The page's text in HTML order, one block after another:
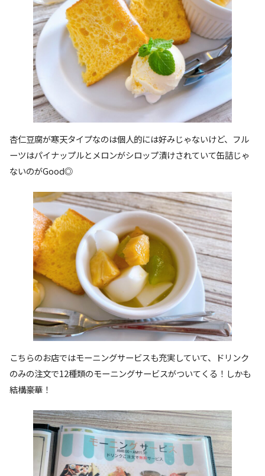
杏仁豆腐が寒天タイプなのは個人的には好みじゃないけど、フル
ーツはパイナップルとメロンがシロップ漬けされていて缶詰じゃ
ないのがGood◎
こちらのお店ではモーニングサービスも充実していて、ドリンク
のみの注文で12種類のモーニングサービスがついてくる！しかも
結構豪華！